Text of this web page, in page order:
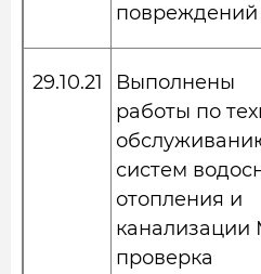
29.10.21
Выполнены
работы по
систем
отопления и
проверка